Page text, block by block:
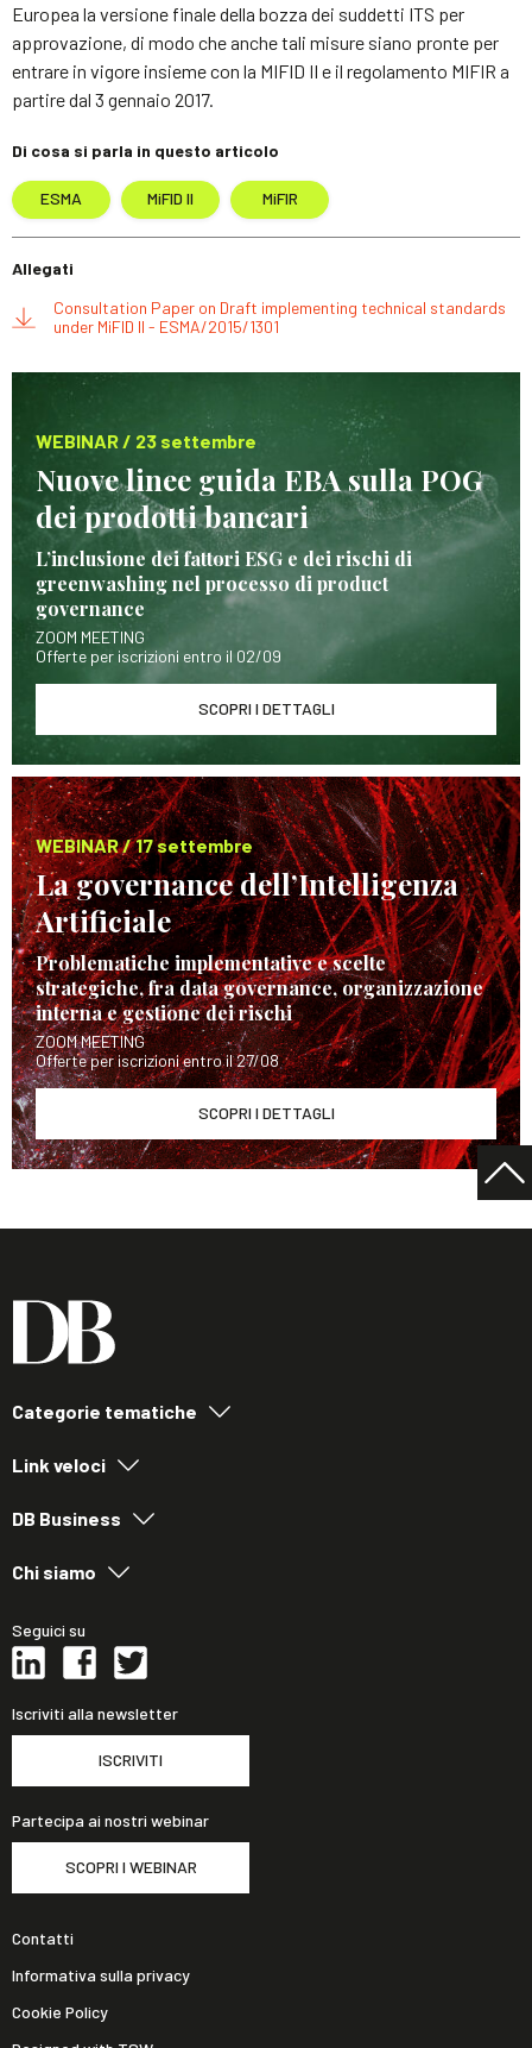
Europea la versione finale della bozza dei suddetti ITS per
approvazione, di modo che anche tali misure siano pronte per
entrare in vigore insieme con la MIFID II e il regolamento MIFIR a
partire dal 3 gennaio 2017.
Di cosa si parla in questo articolo
ESMA MiFID II MiFIR
Allegati
Consultation Paper on Draft implementing technical standards
under MiFID II - ESMA/2015/1301
WEBINAR / 23 settembre
Nuove linee guida EBA sulla POG
dei prodotti bancari
L’inclusione dei fattori ESG e dei rischi di
greenwashing nel processo di product
governance
ZOOM MEETING
Offerte per iscrizioni entro il 02/09
SCOPRI I DETTAGLI
WEBINAR / 17 settembre
La governance dell’Intelligenza
Artificiale
Problematiche implementative e scelte
strategiche, fra data governance, organizzazione
interna e gestione dei rischi
ZOOM MEETING
Offerte per iscrizioni entro il 27/08
SCOPRI I DETTAGLI
Categorie tematiche
Link veloci
DB Business
Chi siamo
Seguici su
Iscriviti alla newsletter
ISCRIVITI
Partecipa ai nostri webinar
SCOPRI I WEBINAR
Contatti
Informativa sulla privacy
Cookie Policy